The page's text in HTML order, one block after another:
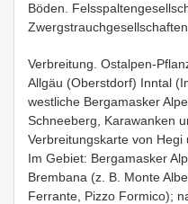
Böden.
Verbreitung. Ostalpen-
Allgäu (Oberstdorf) Inntal
westliche Bergamasker
Schneeberg, Karawanken
Verbreitungskarte von
Im Gebiet: Bergamasker
Brembana (z. B. Monte
Ferrante, Pizzo Formico);